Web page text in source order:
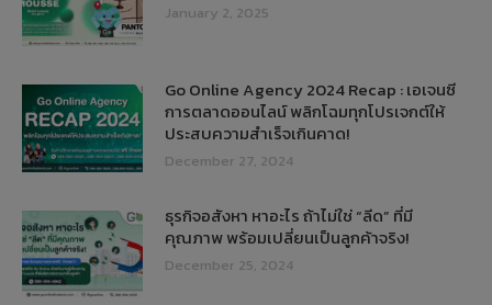
January 2, 2025
Go Online Agency 2024 Recap : เอเจนซี
การตลาดออนไลน์ พลิกโฉมทุกโปรเจกต์ให้
ประสบความสำเร็จเกินคาด!
December 27, 2024
ธุรกิจอสังหา หาอะไร ถ้าไม่ใช่ “ลีด” ที่มี
คุณภาพ พร้อมเปลี่ยนเป็นลูกค้าจริง!
December 25, 2024